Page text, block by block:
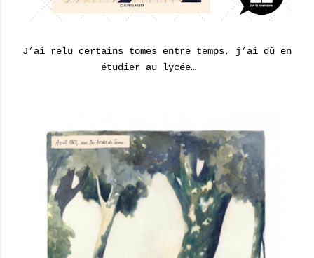
J’ai relu certains tomes entre temps, j’ai dû en
étudier au lycée…